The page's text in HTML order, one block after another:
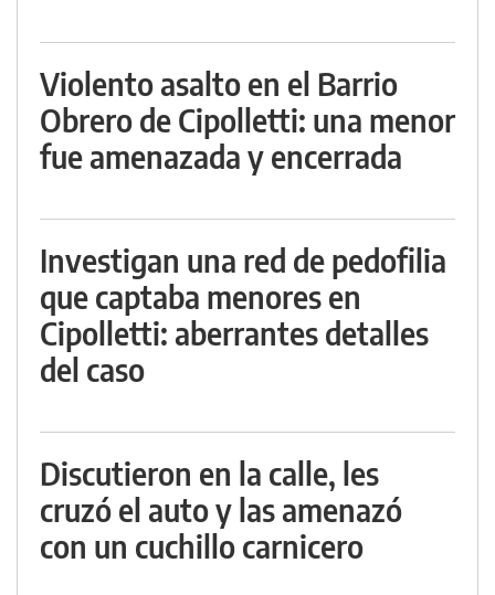
Violento asalto en el Barrio
Obrero de Cipolletti: una menor
fue amenazada y encerrada
Investigan una red de pedofilia
que captaba menores en
Cipolletti: aberrantes detalles
del caso
Discutieron en la calle, les
cruzó el auto y las amenazó
con un cuchillo carnicero